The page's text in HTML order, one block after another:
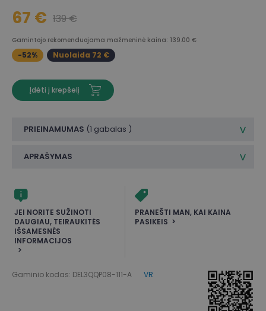
67 € 139 €
Gamintojo rekomenduojama mažmeninė kaina: 139.00 €
-52% Nuolaida 72 €
Įdėti į krepšelį
PRIEINAMUMAS (1 gabalas )
APRAŠYMAS
JEI NORITE SUŽINOTI
DAUGIAU, TEIRAUKITĖS
IŠSAMESNĖS
INFORMACIJOS
PRANEŠTI MAN, KAI KAINA
PASIKEIS
Gaminio kodas: DEL3QQP08-111-A VR